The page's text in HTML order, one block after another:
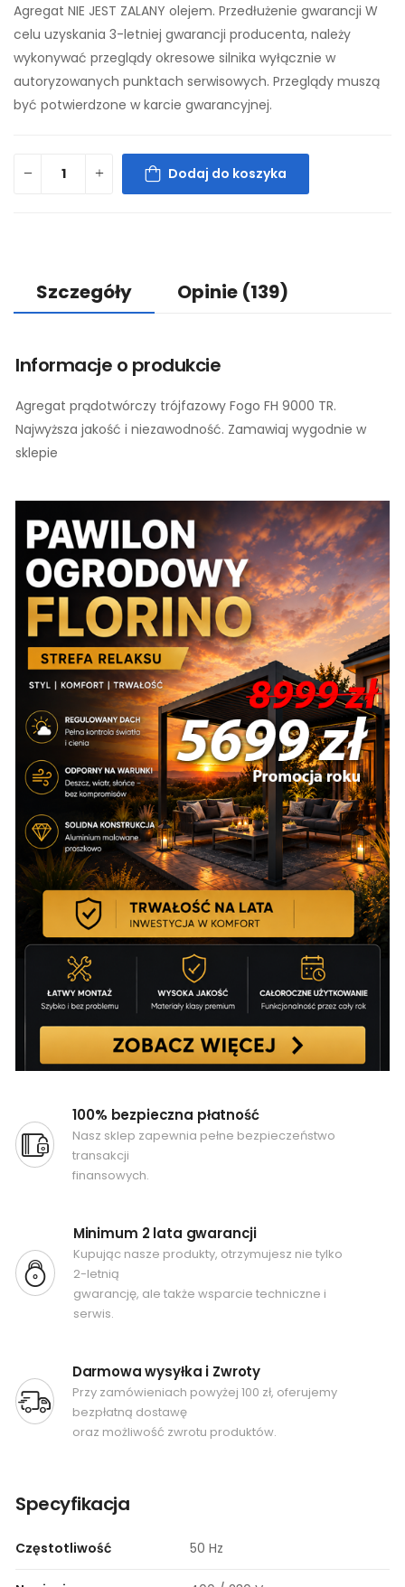
Agregat NIE JEST ZALANY olejem. Przedłużenie gwarancji W
celu uzyskania 3-letniej gwarancji producenta, należy
wykonywać przeglądy okresowe silnika wyłącznie w
autoryzowanych punktach serwisowych. Przeglądy muszą
być potwierdzone w karcie gwarancyjnej.
Dodaj do koszyka
Szczegóły Opinie (139)
Informacje o produkcie
Agregat prądotwórczy trójfazowy Fogo FH 9000 TR.
Najwyższa jakość i niezawodność. Zamawiaj wygodnie w
sklepie
100% bezpieczna płatność
Nasz sklep zapewnia pełne bezpieczeństwo
transakcji
finansowych.
Minimum 2 lata gwarancji
Kupując nasze produkty, otrzymujesz nie tylko
2-letnią
gwarancję, ale także wsparcie techniczne i
serwis.
Darmowa wysyłka i Zwroty
Przy zamówieniach powyżej 100 zł, oferujemy
bezpłatną dostawę
oraz możliwość zwrotu produktów.
Specyfikacja
Częstotliwość 50 Hz